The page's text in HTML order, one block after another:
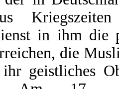
in ihm die
die
geistliches